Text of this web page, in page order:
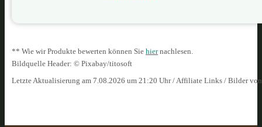
** Wie wir Produkte bewerten können Sie hiernachlesen.
Bildquelle Header: © Pixabay/titosoft
Letzte Aktualisierung am 7.08.2026 um 21:20 Uhr / Affiliate Links / Bilder